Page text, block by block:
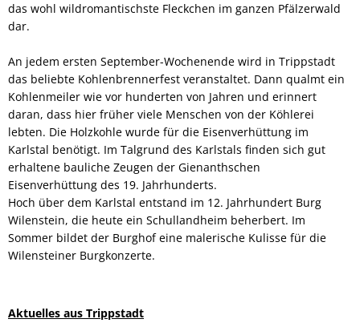
das wohl wildromantischste Fleckchen im ganzen Pfälzerwald
dar.
An jedem ersten September-Wochenende wird in Trippstadt
das beliebte Kohlenbrennerfest veranstaltet. Dann qualmt ein
Kohlenmeiler wie vor hunderten von Jahren und erinnert
daran, dass hier früher viele Menschen von der Köhlerei
lebten. Die Holzkohle wurde für die Eisenverhüttung im
Karlstal benötigt. Im Talgrund des Karlstals finden sich gut
erhaltene bauliche Zeugen der Gienanthschen
Eisenverhüttung des 19. Jahrhunderts.
Hoch über dem Karlstal entstand im 12. Jahrhundert Burg
Wilenstein, die heute ein Schullandheim beherbert. Im
Sommer bildet der Burghof eine malerische Kulisse für die
Wilensteiner Burgkonzerte.
Aktuelles aus Trippstadt